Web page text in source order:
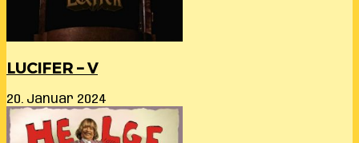
LUCIFER – V
20. Januar 2024